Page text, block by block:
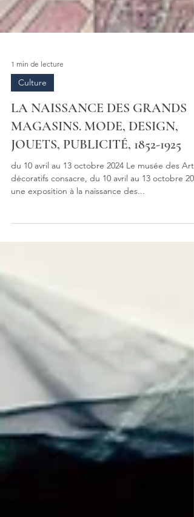
1 min de lecture
Culture
LA NAISSANCE DES GRANDS
MAGASINS. MODE, DESIGN,
JOUETS, PUBLICITÉ, 1852-1925
du 10 avril au 13 octobre 2024 Le musée des Arts